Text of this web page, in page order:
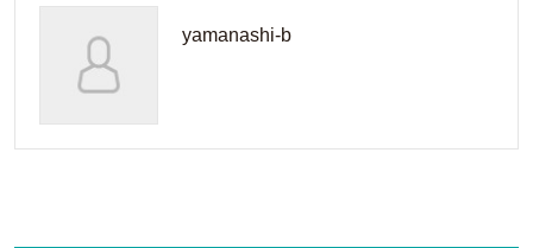
yamanashi-b